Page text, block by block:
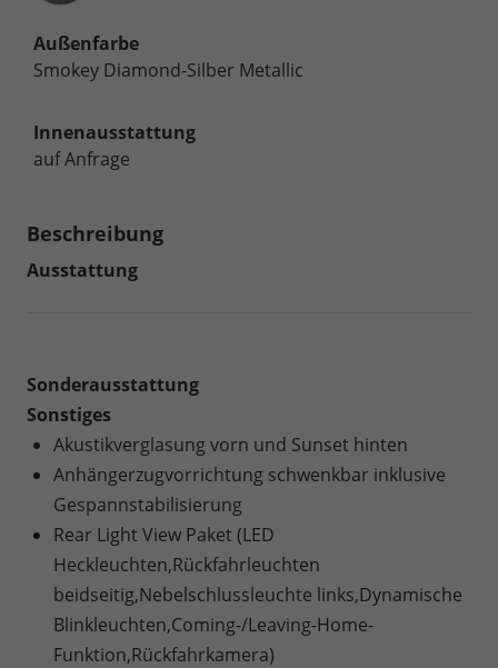
Außenfarbe
Smokey Diamond-Silber Metallic
Innenausstattung
auf Anfrage
Beschreibung
Ausstattung
Sonderausstattung
Sonstiges
Akustikverglasung vorn und Sunset hinten
Anhängerzugvorrichtung schwenkbar inklusive
Gespannstabilisierung
Rear Light View Paket (LED
Heckleuchten,Rückfahrleuchten
beidseitig,Nebelschlussleuchte links,Dynamische
Blinkleuchten,Coming-/Leaving-Home-
Funktion,Rückfahrkamera)